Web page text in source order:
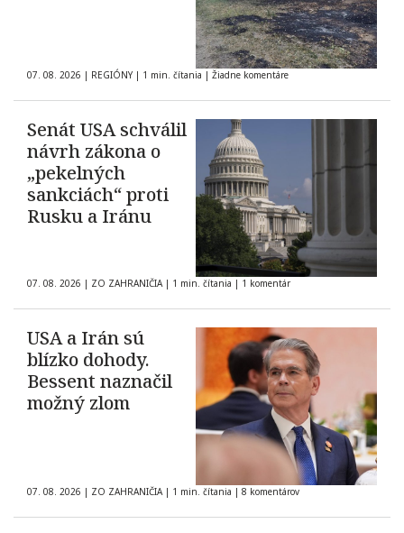
07. 08. 2026 | REGIÓNY | 1 min. čítania | Žiadne komentáre
Senát USA schválil
návrh zákona o
„pekelných
sankciách“ proti
Rusku a Iránu
07. 08. 2026 | ZO ZAHRANIČIA | 1 min. čítania | 1 komentár
USA a Irán sú
blízko dohody.
Bessent naznačil
možný zlom
07. 08. 2026 | ZO ZAHRANIČIA | 1 min. čítania | 8 komentárov